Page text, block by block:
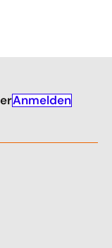
Anmelden